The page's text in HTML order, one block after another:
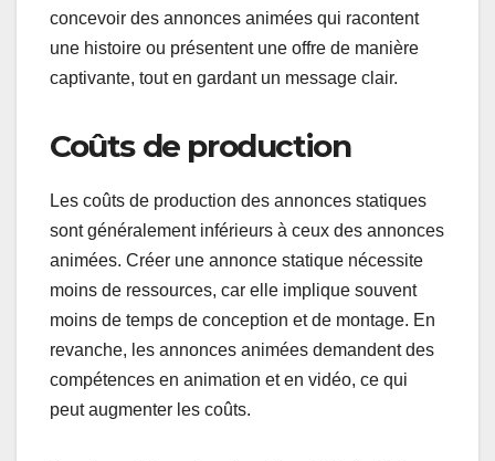
concevoir des annonces animées qui racontent
une histoire ou présentent une offre de manière
captivante, tout en gardant un message clair.
Coûts de production
Les coûts de production des annonces statiques
sont généralement inférieurs à ceux des annonces
animées. Créer une annonce statique nécessite
moins de ressources, car elle implique souvent
moins de temps de conception et de montage. En
revanche, les annonces animées demandent des
compétences en animation et en vidéo, ce qui
peut augmenter les coûts.